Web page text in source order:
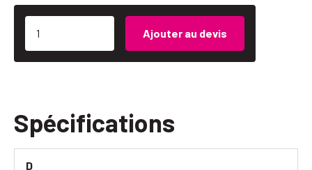
Ajouter au devis
Spécifications
D